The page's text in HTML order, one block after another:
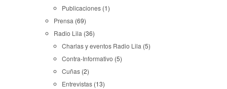
Publicaciones (1)
Prensa (69)
Radio Lila (36)
Charlas y eventos Radio Lila (5)
Contra-Informativo (5)
Cuñas (2)
Entrevistas (13)